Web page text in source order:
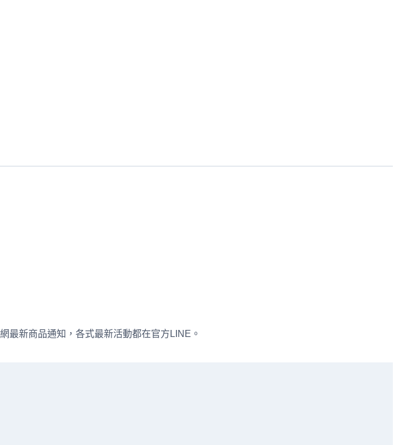
最新商品通知，各式最新活動都在官方LINE。